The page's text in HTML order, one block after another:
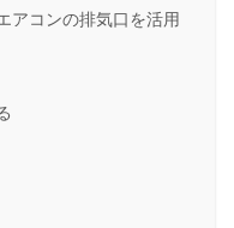
アコンの排気口を活用